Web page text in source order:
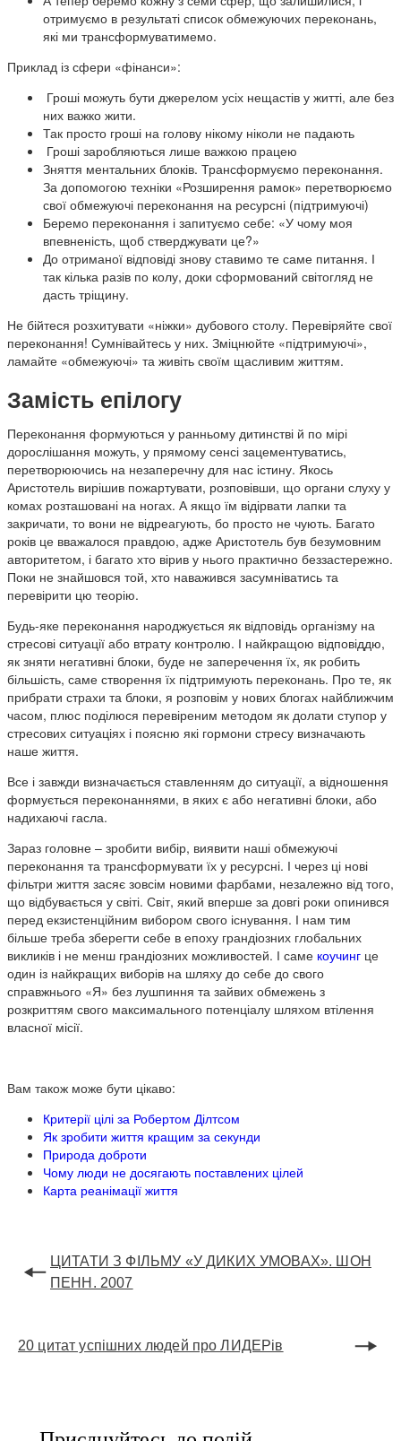
отримуємо в результаті список обмежуючих переконань,
які ми трансформуватимемо.
Приклад із сфери «фінанси»:
Гроші можуть бути джерелом усіх нещастів у житті, але без
них важко жити.
Так просто гроші на голову нікому ніколи не падають
Гроші заробляються лише важкою працею
Зняття ментальних блоків. Трансформуємо переконання.
За допомогою техніки «Розширення рамок» перетворюємо
свої обмежуючі переконання на ресурсні (підтримуючі)
Беремо переконання і запитуємо себе: «У чому моя
впевненість, щоб стверджувати це?»
До отриманої відповіді знову ставимо те саме питання. І
так кілька разів по колу, доки сформований світогляд не
дасть тріщину.
Не бійтеся розхитувати «ніжки» дубового столу. Перевіряйте свої
переконання! Сумнівайтесь у них. Зміцнюйте «підтримуючі»,
ламайте «обмежуючі» та живіть своїм щасливим життям.
Замість епілогу
Переконання формуються у ранньому дитинстві й по мірі
дорослішання можуть, у прямому сенсі зацементуватись,
перетворюючись на незаперечну для нас істину. Якось
Аристотель вирішив пожартувати, розповівши, що органи слуху у
комах розташовані на ногах. А якщо їм відірвати лапки та
закричати, то вони не відреагують, бо просто не чують. Багато
років це вважалося правдою, адже Аристотель був безумовним
авторитетом, і багато хто вірив у нього практично беззастережно.
Поки не знайшовся той, хто наважився засумніватись та
перевірити цю теорію.
Будь-яке переконання народжується як відповідь організму на
стресові ситуації або втрату контролю. І найкращою відповіддю,
як зняти негативні блоки, буде не заперечення їх, як робить
більшість, саме створення їх підтримують переконань. Про те, як
прибрати страхи та блоки, я розповім у нових блогах найближчим
часом, плюс поділюся перевіреним методом як долати ступор у
стресових ситуаціях і поясню які гормони стресу визначають
наше життя.
Все і завжди визначається ставленням до ситуації, а відношення
формується переконаннями, в яких є або негативні блоки, або
надихаючі гасла.
Зараз головне – зробити вибір, виявити наші обмежуючі
переконання та трансформувати їх у ресурсні. І через ці нові
фільтри життя засяє зовсім новими фарбами, незалежно від того,
що відбувається у світі. Світ, який вперше за довгі роки опинився
перед екзистенційним вибором свого існування. І нам тим
більше треба зберегти себе в епоху грандіозних глобальних
викликів і не менш грандіозних можливостей. І саме коучинг це
один із найкращих виборів на шляху до себе до свого
справжнього «Я» без лушпиння та зайвих обмежень з
розкриттям свого максимального потенціалу шляхом втілення
власної місії.
Вам також може бути цікаво:
Критерії цілі за Робертом Ділтсом
Як зробити життя кращим за секунди
Природа доброти
Чому люди не досягають поставлених цілей
Карта реанімації життя
ЦИТАТИ З ФІЛЬМУ «У ДИКИХ УМОВАХ». ШОН
ПЕНН. 2007
20 цитат успішних людей про ЛИДЕРів